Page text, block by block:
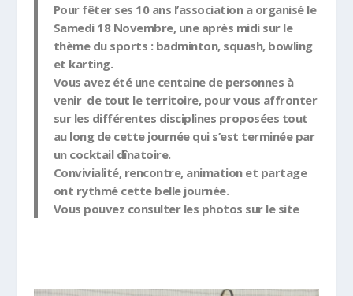
Pour fêter ses 10 ans l’association a organisé le
Samedi 18 Novembre, une après midi sur le
thème du sports : badminton, squash, bowling
et karting.
Vous avez été une centaine de personnes à
venir de tout le territoire, pour vous affronter
sur les différentes disciplines proposées tout
au long de cette journée qui s’est terminée par
un cocktail dînatoire.
Convivialité, rencontre, animation et partage
ont rythmé cette belle journée.
Vous pouvez consulter les photos sur le site